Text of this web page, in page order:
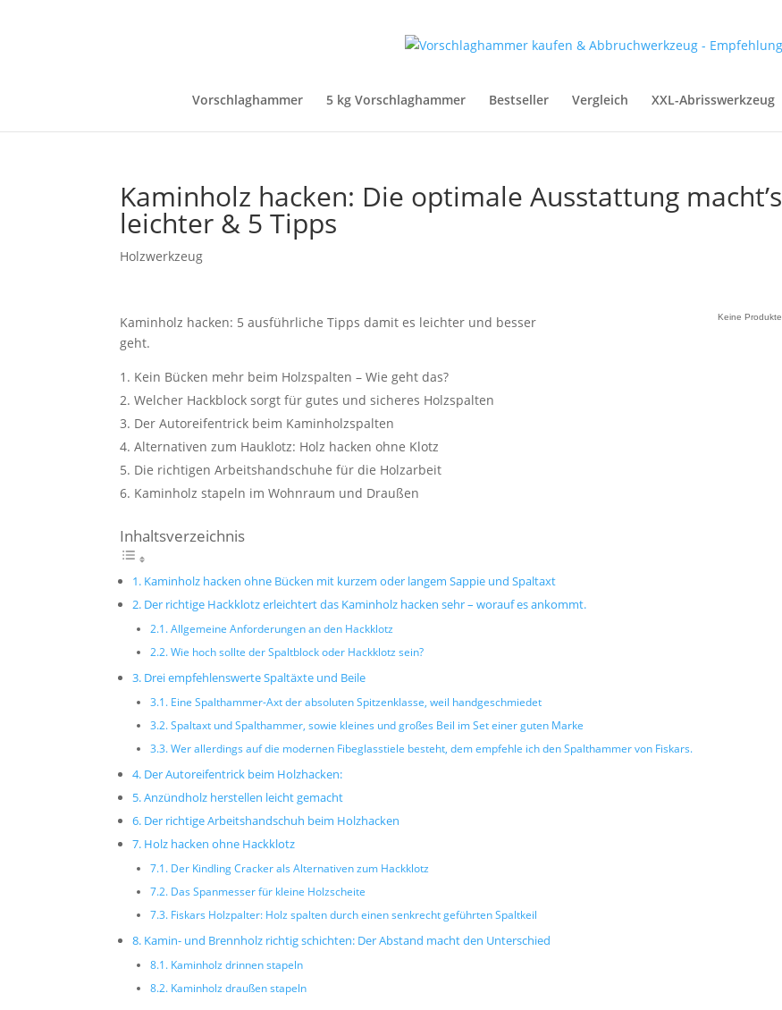
Vorschlaghammer 5 kg Vorschlaghammer Bestseller Vergleich XXL-Abrisswerkzeug
Kaminholz hacken: Die optimale Ausstattung macht’s
leichter & 5 Tipps
Holzwerkzeug
Keine
Kaminholz hacken: 5 ausführliche Tipps damit es leichter und besser
geht.
Kein Bücken mehr beim Holzspalten – Wie geht das?
Welcher Hackblock sorgt für gutes und sicheres Holzspalten
Der Autoreifentrick beim Kaminholzspalten
Alternativen zum Hauklotz: Holz hacken ohne Klotz
Die richtigen Arbeitshandschuhe für die Holzarbeit
Kaminholz stapeln im Wohnraum und Draußen
Inhaltsverzeichnis
Kaminholz hacken ohne Bücken mit kurzem oder langem Sappie und Spaltaxt
Der richtige Hackklotz erleichtert das Kaminholz hacken sehr – worauf es ankommt.
Allgemeine Anforderungen an den Hackklotz
Wie hoch sollte der Spaltblock oder Hackklotz sein?
Drei empfehlenswerte Spaltäxte und Beile
Eine Spalthammer-Axt der absoluten Spitzenklasse, weil handgeschmiedet
Spaltaxt und Spalthammer, sowie kleines und großes Beil im Set einer guten Marke
Wer allerdings auf die modernen Fibeglasstiele besteht, dem empfehle ich den Spalthammer von Fiskars.
Der Autoreifentrick beim Holzhacken:
Anzündholz herstellen leicht gemacht
Der richtige Arbeitshandschuh beim Holzhacken
Holz hacken ohne Hackklotz
Der Kindling Cracker als Alternativen zum Hackklotz
Das Spanmesser für kleine Holzscheite
Fiskars Holzpalter: Holz spalten durch einen senkrecht geführten Spaltkeil
Kamin- und Brennholz richtig schichten: Der Abstand macht den Unterschied
Kaminholz drinnen stapeln
Kaminholz draußen stapeln